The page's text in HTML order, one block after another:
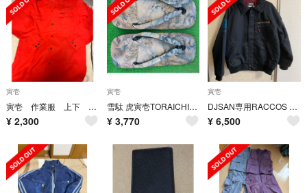
寅壱
寅壱 作業服 上下 赤
¥ 2,300
寅壱
雪駄 虎寅壱TORAICHI27 cm綺麗な音がするセッタです。
¥ 3,770
寅壱
DJSAN専用RACCOS BURGER 寅壱 Lサイズ ラコスバーガー
¥ 6,500